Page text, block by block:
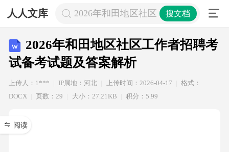
人人文库 2026年和田地区社区工作者招聘考试
搜文档
2026年和田地区社区工作者招聘考
试备考试题及答案解析
上传人：1*** IP属地：河北 上传时间：2026-04-17
格式：
DOCX
页数：29 大小：27.21KB 积分：5.99
阅读